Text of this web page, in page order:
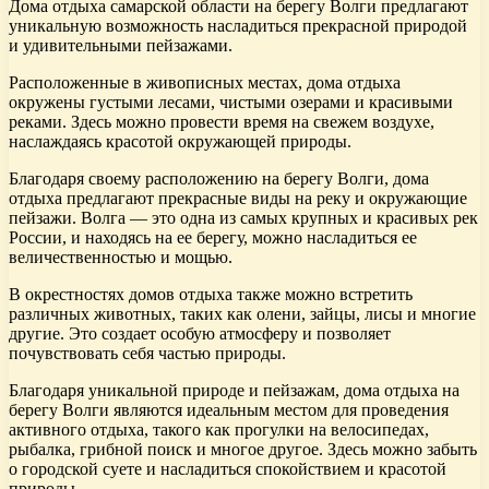
Дома отдыха самарской области на берегу Волги предлагают
уникальную возможность насладиться прекрасной природой
и удивительными пейзажами.
Расположенные в живописных местах, дома отдыха
окружены густыми лесами, чистыми озерами и красивыми
реками. Здесь можно провести время на свежем воздухе,
наслаждаясь красотой окружающей природы.
Благодаря своему расположению на берегу Волги, дома
отдыха предлагают прекрасные виды на реку и окружающие
пейзажи. Волга — это одна из самых крупных и красивых рек
России, и находясь на ее берегу, можно насладиться ее
величественностью и мощью.
В окрестностях домов отдыха также можно встретить
различных животных, таких как олени, зайцы, лисы и многие
другие. Это создает особую атмосферу и позволяет
почувствовать себя частью природы.
Благодаря уникальной природе и пейзажам, дома отдыха на
берегу Волги являются идеальным местом для проведения
активного отдыха, такого как прогулки на велосипедах,
рыбалка, грибной поиск и многое другое. Здесь можно забыть
о городской суете и насладиться спокойствием и красотой